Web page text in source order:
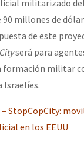
la Humanidad.
por el CNI: 30 años
militarizado
millones de
de este
será para
militar
Israelíes.
StopCopCity:
en los EEUU